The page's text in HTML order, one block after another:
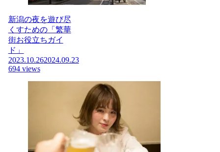
新潟の夜を遊び尽
くすための「繁華
街お役立ちガイ
ド」
2023.10.262024.09.23
694 views